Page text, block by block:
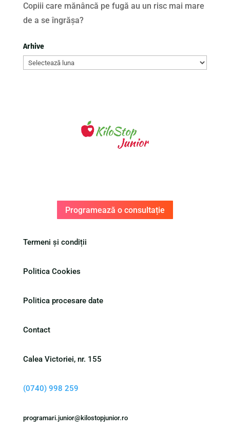
Copiii care mănâncă pe fugă au un risc mai mare
de a se îngrășa?
Arhive
Arhive
Programează o consultație
Termeni și condiții
Politica Cookies
Politica procesare date
Contact
Calea Victoriei, nr. 155
(0740) 998 259
programari.junior@kilostopjunior.ro